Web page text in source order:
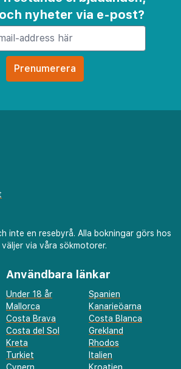
nyheter via e-post?
inte en resebyrå. Alla bokningar görs hos
via våra sökmotorer.
Användbara länkar
Under 18 år
Spanien
Mallorca
Kanarieöarna
Costa Brava
Costa Blanca
Costa del Sol
Grekland
Kreta
Rhodos
Turkiet
Italien